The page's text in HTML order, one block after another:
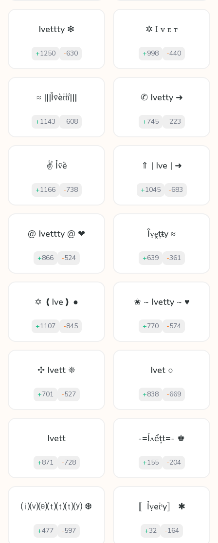
Ivettty ❇
+1250 -630
✲ Ɪ ᴠ ᴇ ᴛ
+998 -440
≈ |||Ȉṽèṫṫḯ|||
+1143 -608
✆ Ivetty ➜
+745 -223
✌ Ỉṽȅ
+1166 -738
⇑ | Ive | ➜
+1045 -683
@ Ivettty @ ❤
+866 -524
Ȋṿḙṭŧy ≈
+639 -361
✡ ❪Ive❫ ●
+1107 -845
✬ ~ Ivetty ~ ♥
+770 -574
✢ Ivett ❈
+701 -527
Ivet ○
+838 -669
Ivett
+871 -728
-=Ỉʌểțt=- ♚
+155 -204
⒤⒱⒠⒯⒯⒯⒴ ❆
+477 -597
〚Ỉṿеṫᵗy〛 ✱
+32 -164